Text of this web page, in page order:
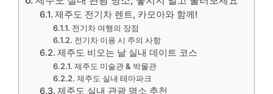
제주도 전기차 렌트, 카모아와 함께!
전기차 여행의 장점
전기차 이용 시 주의 사항
제주도 비오는 날 실내 데이트 코스
제주도 미술관 & 박물관
제주도 실내 테마파크
제주도 실내 관광 명소 추천